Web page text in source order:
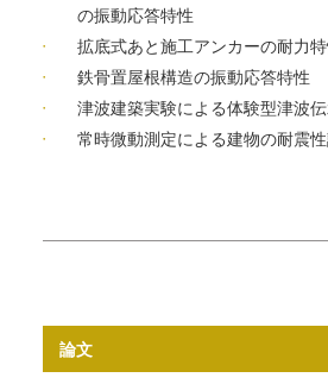
の振動応答特性
拡底式あと施工アンカーの耐力
鉄骨置屋根構造の振動応答特性
津波建築実験による体験型津波
常時微動測定による建物の耐震
論文